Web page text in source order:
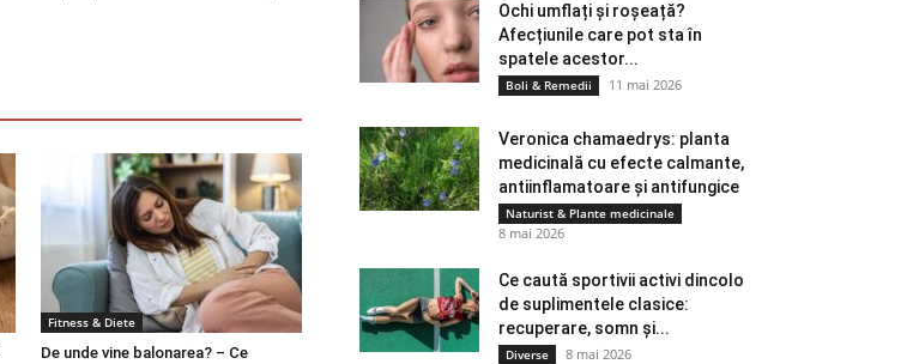
Fitness & Diete
De unde vine balonarea? – Ce
Ochi umflați și roșeață?
Afecțiunile care pot sta în
spatele acestor...
Boli & Remedii 11 mai 2026
Veronica chamaedrys: planta
medicinală cu efecte calmante,
antiinflamatoare și antifungice
Naturist & Plante medicinale
8 mai 2026
Ce caută sportivii activi dincolo
de suplimentele clasice:
recuperare, somn și...
Diverse 8 mai 2026